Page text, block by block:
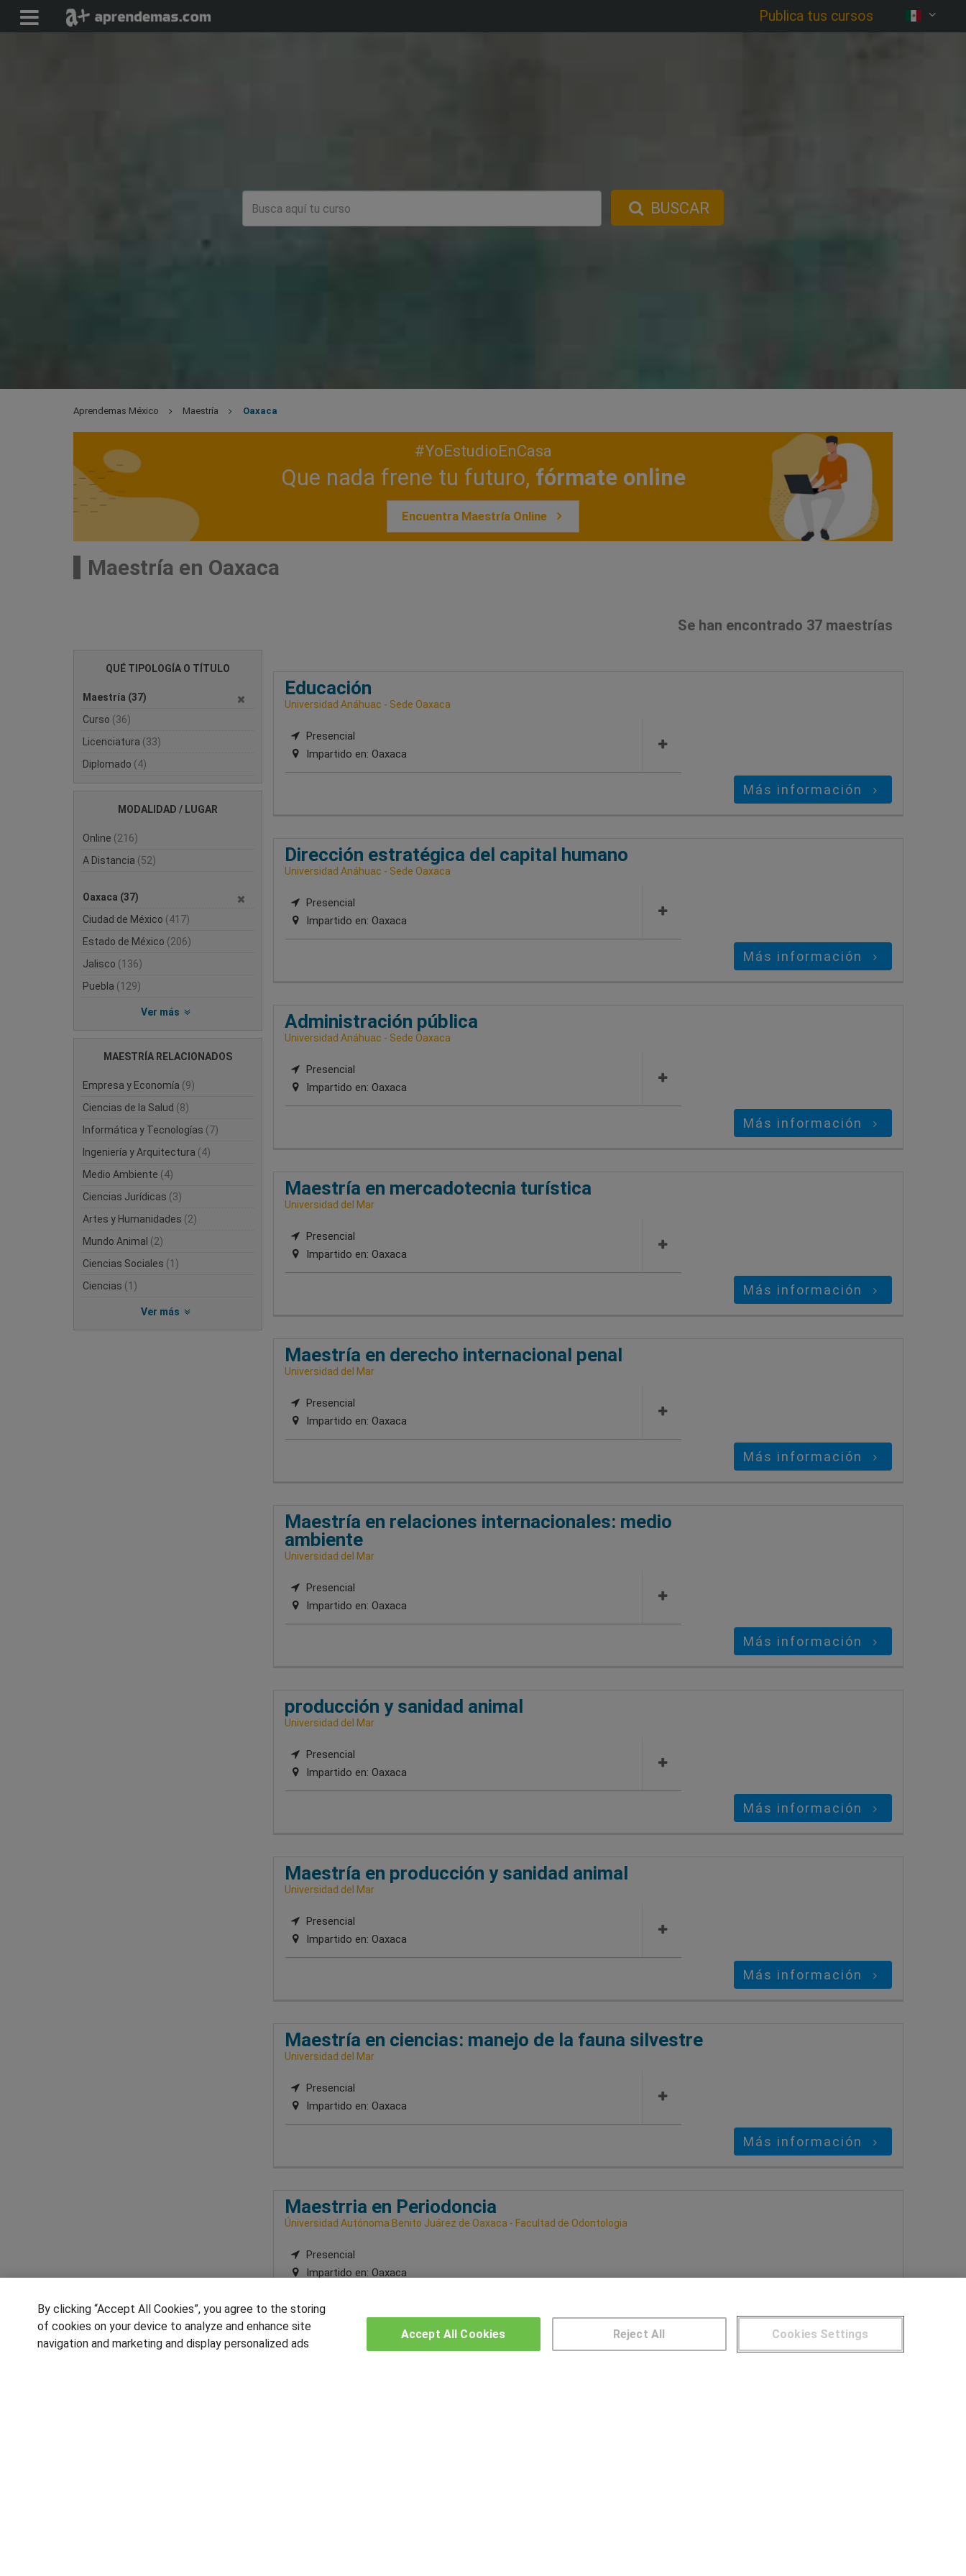
Publica tus cursos
BUSCAR
Aprendemas México Maestría Oaxaca
#YoEstudioEnCasa
Que nada frene tu futuro, fórmate online
Encuentra Maestría Online
Maestría en Oaxaca
Se han encontrado 37 maestrías
QUÉ TIPOLOGÍA O TÍTULO
Maestría (37)
Curso (36)
Licenciatura (33)
Diplomado (4)
MODALIDAD / LUGAR
Online (216)
A Distancia (52)
Oaxaca (37)
Ciudad de México (417)
Estado de México (206)
Jalisco (136)
Puebla (129)
Ver más
MAESTRÍA RELACIONADOS
Empresa y Economía (9)
Ciencias de la Salud (8)
Informática y Tecnologías (7)
Ingeniería y Arquitectura (4)
Medio Ambiente (4)
Ciencias Jurídicas (3)
Artes y Humanidades (2)
Mundo Animal (2)
Ciencias Sociales (1)
Ciencias (1)
Ver más
Educación
Universidad Anáhuac - Sede Oaxaca
Presencial
Impartido en: Oaxaca
Más información
Dirección estratégica del capital humano
Universidad Anáhuac - Sede Oaxaca
Presencial
Impartido en: Oaxaca
Más información
Administración pública
Universidad Anáhuac - Sede Oaxaca
Presencial
Impartido en: Oaxaca
Más información
Maestría en mercadotecnia turística
Universidad del Mar
Presencial
Impartido en: Oaxaca
Más información
Maestría en derecho internacional penal
Universidad del Mar
Presencial
Impartido en: Oaxaca
Más información
Maestría en relaciones internacionales: medio
ambiente
Universidad del Mar
Presencial
Impartido en: Oaxaca
Más información
producción y sanidad animal
Universidad del Mar
Presencial
Impartido en: Oaxaca
Más información
Maestría en producción y sanidad animal
Universidad del Mar
Presencial
Impartido en: Oaxaca
Más información
Maestría en ciencias: manejo de la fauna silvestre
Universidad del Mar
Presencial
Impartido en: Oaxaca
Más información
Maestrria en Periodoncia
Úniversidad Autónoma Benito Juárez de Oaxaca - Facultad de Odontologia
Presencial
Impartido en: Oaxaca
By clicking “Accept All Cookies”, you agree to the storing
of cookies on your device to analyze and enhance site
navigation and marketing and display personalized ads
Cookies Settings
Reject All
Accept All Cookies